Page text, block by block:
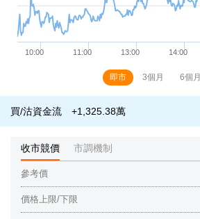
即市 3個月 6個月
買/沽資金流 +1,325.38萬
收市競價 市調機制
參考價
價格上限/下限